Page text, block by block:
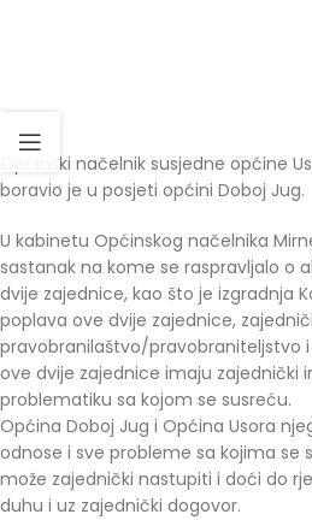
Općinski načelnik susjedne općine
boravio je u posjeti općini Doboj Jug.
U kabinetu Općinskog načelnika
sastanak na kome se raspravljalo o
dvije zajednice, kao što je izgradnja
poplava ove dvije zajednice,
pravobranilaštvo/pravobraniteljstvo
ove dvije zajednice imaju zajednički
problematiku sa kojom se susreću.
Općina Doboj Jug i Općina Usora
odnose i sve probleme sa kojima se
može zajednički nastupiti i doći do
duhu i uz zajednički dogovor.